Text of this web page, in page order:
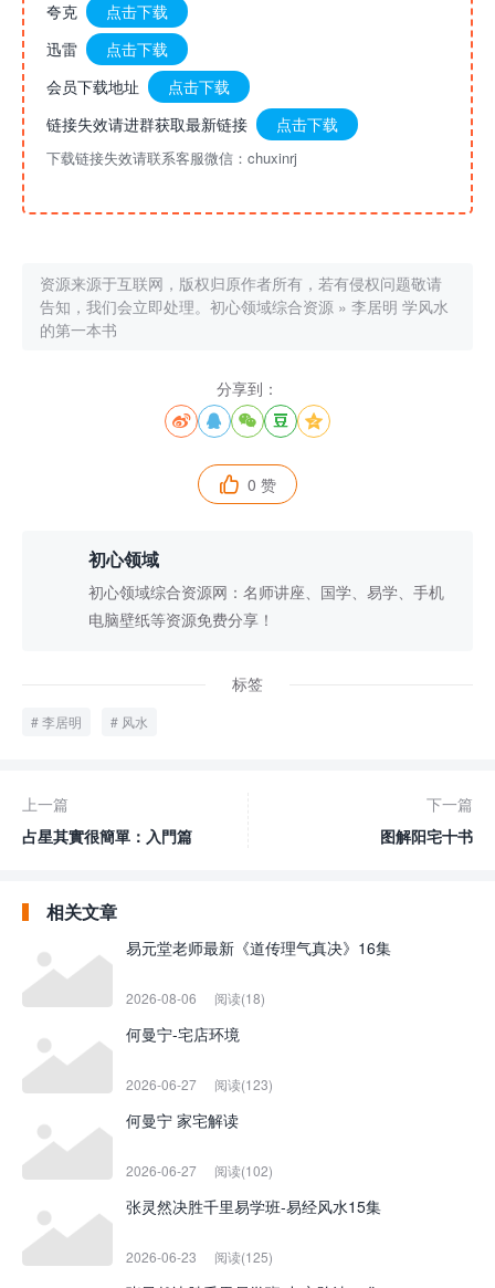
夸克
点击下载
迅雷
点击下载
会员下载地址
点击下载
链接失效请进群获取最新链接
点击下载
下载链接失效请联系客服微信：chuxinrj
资源来源于互联网，版权归原作者所有，若有侵权问题敬请
告知，我们会立即处理。 初心领域综合资源 » 李居明 学风水
的第一本书
分享到：
    
 0 赞
初心领域
初心领域综合资源网：名师讲座、国学、易学、手机
电脑壁纸等资源免费分享！
标签
李居明 风水
上一篇
占星其實很簡單：入門篇
下一篇
图解阳宅十书
相关文章
易元堂老师最新《道传理气真决》16集
2026-08-06 阅读(18)
何曼宁-宅店环境
2026-06-27 阅读(123)
何曼宁 家宅解读
2026-06-27 阅读(102)
张灵然决胜千里易学班-易经风水15集
2026-06-23 阅读(125)